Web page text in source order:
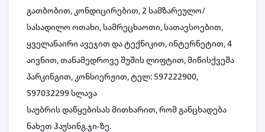
გათბობით, კონდიცირებით, 2 სამზარეულო/
სასადილო ოთახი, სამრეცხაოთი, სათავსოებით,
ყველანაირი ავეჯით და ტექნიკით, ინტერნეტით, 4
აივნით, თანამედროვე შუშის ლიფტით, მიწისქვეშა
პარკინგით, კონსიერჟით, ტელ: 597222900,
597032299 სლავა
საუბრის დაწყებისას მითხარით, რომ განცხადება
ნახეთ ჰაუსინგ.ჯი-ზე.